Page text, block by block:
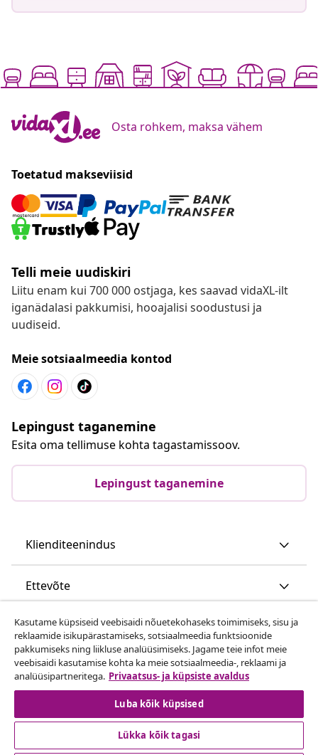
Osta rohkem, maksa vähem
Toetatud makseviisid
Telli meie uudiskiri
Liitu enam kui 700 000 ostjaga, kes saavad vidaXL-ilt
iganädalasi pakkumisi, hooajalisi soodustusi ja
uudiseid.
Meie sotsiaalmeedia kontod
Lepingust taganemine
Esita oma tellimuse kohta tagastamissoov.
Lepingust taganemine
Klienditeenindus
Ettevõte
vidaXL
Vaata rohkem
Kasutame küpsiseid veebisaidi nõuetekohaseks toimimiseks, sisu ja
reklaamide isikupärastamiseks, sotsiaalmeedia funktsioonide
pakkumiseks ning liikluse analüüsimiseks. Jagame teie infot meie
veebisaidi kasutamise kohta ka meie sotsiaalmeedia-, reklaami ja
analüüsipartneritega. Privaatsus- ja küpsiste avaldus
Luba kõik küpsised
Lükka kõik tagasi